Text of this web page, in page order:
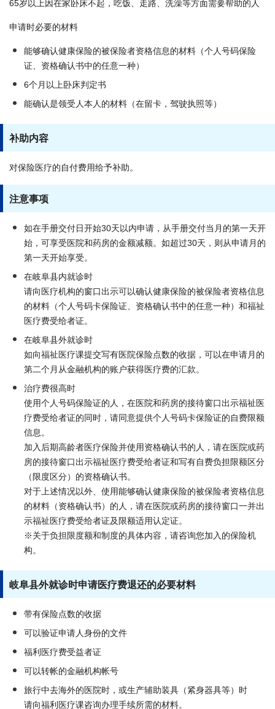
65岁以上因在家卧床不起，吃饭、走路、洗澡等方面需要帮助的人
申请时必要的材料
能够确认健康保险的被保险者资格信息的材料（个人号码保险
证、资格确认书中的任意一种）
6个月以上卧床判定书
能确认是领受人本人的材料（在留卡，驾驶执照等）
补助内容
对保险医疗的自付费用给予补助。
注意事项
如在手册交付日开始30天以内申请，从手册交付当月的第一天开
始，可享受医院和药房的金额减额。如超过30天，则从申请月的
第一天开始享受。
在岐阜县内就诊时
请向医疗机构的窗口出示可以确认健康保险的被保险者资格信息
的材料（个人号码卡保险证、资格确认书中的任意一种）和福祉
医疗费受给者证。
在岐阜县外就诊时
如向福祉医疗课提交写有医院保险点数的收据，可以在申请月的
第二个月从金融机构的账户获得医疗费的汇款。
治疗费很高时
使用个人号码保险证的人，在医院和药房的接待窗口出示福祉医
疗费受给者证的同时，请同意提供个人号码卡保险证的自费限额
信息。
加入后期高龄者医疗保险并使用资格确认书的人，请在医院或药
房的接待窗口出示福祉医疗费受给者证和写有自费负担限额区分
（限度区分）的资格确认书。
对于上述情况以外、使用能够确认健康保险的被保险者资格信息
的材料（资格确认书）的人，请在医院或药房的接待窗口一并出
示福祉医疗费受给者证及限额适用认定证。
※关于负担限度额和制度的具体内容，请咨询您加入的保险机
构。
岐阜县外就诊时申请医疗费退还的必要材料
带有保险点数的收据
可以验证申请人身份的文件
福利医疗费受益者证
可以转帐的金融机构帐号
旅行中去海外的医院时，或生产辅助装具（紧身器具等）时
请向福利医疗课咨询办理手续所需的材料。